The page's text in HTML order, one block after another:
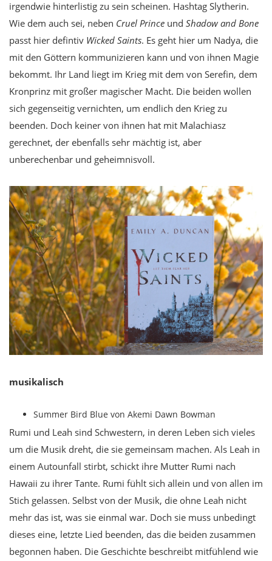
irgendwie hinterlistig zu sein scheinen. Hashtag Slytherin.
Wie dem auch sei, neben Cruel Prince und Shadow and Bone
passt hier defintiv Wicked Saints. Es geht hier um Nadya, die
mit den Göttern kommunizieren kann und von ihnen Magie
bekommt. Ihr Land liegt im Krieg mit dem von Serefin, dem
Kronprinz mit großer magischer Macht. Die beiden wollen
sich gegenseitig vernichten, um endlich den Krieg zu
beenden. Doch keiner von ihnen hat mit Malachiasz
gerechnet, der ebenfalls sehr mächtig ist, aber
unberechenbar und geheimnisvoll.
musikalisch
Summer Bird Blue von Akemi Dawn Bowman
Rumi und Leah sind Schwestern, in deren Leben sich vieles
um die Musik dreht, die sie gemeinsam machen. Als Leah in
einem Autounfall stirbt, schickt ihre Mutter Rumi nach
Hawaii zu ihrer Tante. Rumi fühlt sich allein und von allen im
Stich gelassen. Selbst von der Musik, die ohne Leah nicht
mehr das ist, was sie einmal war. Doch sie muss unbedingt
dieses eine, letzte Lied beenden, das die beiden zusammen
begonnen haben. Die Geschichte beschreibt mitfühlend wie